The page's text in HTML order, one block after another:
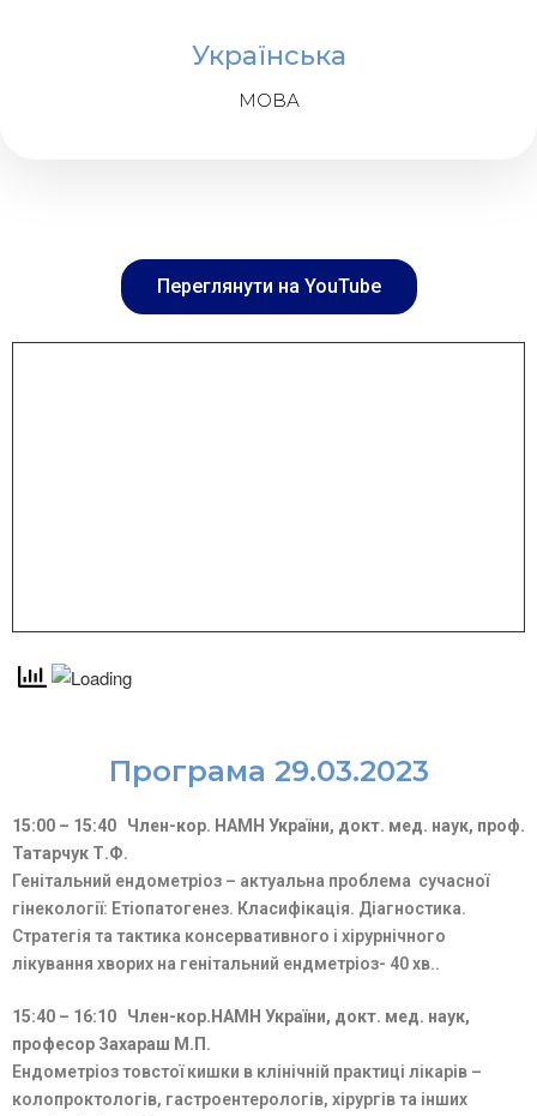
Українська
МОВА
Переглянути на YouTube
Програма 29.03.2023
15:00 – 15:40 Член-кор. НАМН України, докт. мед. наук, проф.
Татарчук Т.Ф.
Генітальний ендометріоз – актуальна проблема сучасної
гінекології: Етіопатогенез. Класифікація. Діагностика.
Стратегія та тактика консервативного і хірурнічного
лікування хворих на генітальний ендметріоз- 40 хв..
15:40 – 16:10 Член-кор.НАМН України, докт. мед. наук,
професор Захараш М.П.
Ендометріоз товстої кишки в клінічній практиці лікарів –
колопроктологів, гастроентерологів, хірургів та інших